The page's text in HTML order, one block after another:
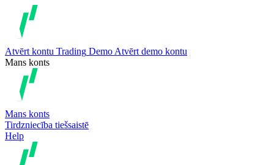
Atvērt kontu Trading Demo Atvērt demo kontu
Mans konts
Mans konts
Tirdzniecība tiešsaistē
Help